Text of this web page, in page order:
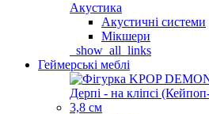
Акустика
Акустичні системи
Мікшери
_show_all_links
Геймерські меблі